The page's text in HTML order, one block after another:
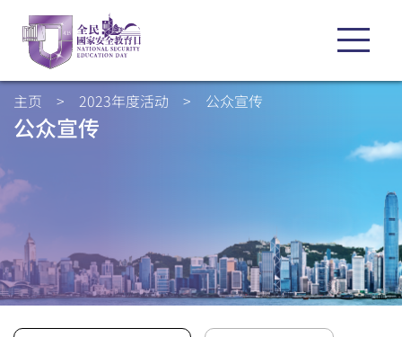
主页 > 2023年度活动 > 公众宣传
公众宣传